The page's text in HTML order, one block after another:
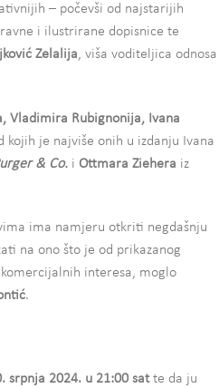
– počevši od najstarijih
i ilustrirane dopisnice te
Zelalija, viša voditeljica odnosa
Vladimira Rubignonija, Ivana
kojih je najviše onih u izdanju Ivana
& Co. i Ottmara Ziehera iz
ima namjeru otkriti negdašnju
na ono što je od prikazanog
interesa, moglo
.
srpnja 2024. u 21:00 satte da ju